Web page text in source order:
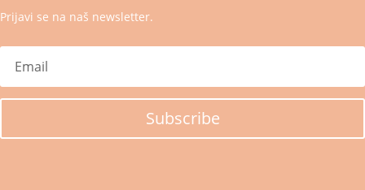
Prijavi se na naš newsletter.
Subscribe